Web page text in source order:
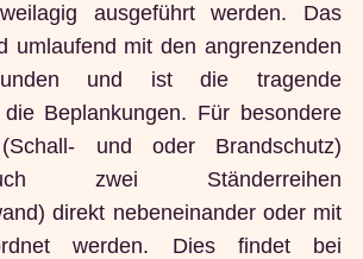
ausgeführt werden. Das
umlaufend mit den angrenzenden
und ist die tragende
Beplankungen. Für besondere
und oder Brandschutz)
zwei Ständerreihen
direkt nebeneinander oder mit
werden. Dies findet bei